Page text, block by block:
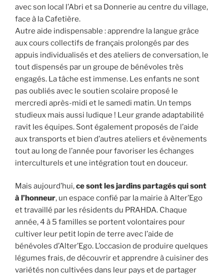
avec son local l’Abri et sa Donnerie au centre du village,
face à la Cafetière.
Autre aide indispensable : apprendre la langue grâce
aux cours collectifs de français prolongés par des
appuis individualisés et des ateliers de conversation, le
tout dispensés par un groupe de bénévoles très
engagés. La tâche est immense. Les enfants ne sont
pas oubliés avec le soutien scolaire proposé le
mercredi après-midi et le samedi matin. Un temps
studieux mais aussi ludique ! Leur grande adaptabilité
ravit les équipes. Sont également proposés de l’aide
aux transports et bien d’autres ateliers et évènements
tout au long de l’année pour favoriser les échanges
interculturels et une intégration tout en douceur.
Mais aujourd’hui,ce sont les jardins partagés qui sont
à l’honneur, un espace confié par la mairie à Alter’Ego
et travaillé par les résidents du PRAHDA. Chaque
année, 4 à 5 familles se portent volontaires pour
cultiver leur petit lopin de terre avec l’aide de
bénévoles d’Alter’Ego. L’occasion de produire quelques
légumes frais, de découvrir et apprendre à cuisiner des
variétés non cultivées dans leur pays et de partager